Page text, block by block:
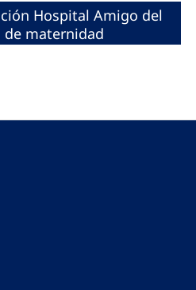
Hospital Amigo del
de maternidad